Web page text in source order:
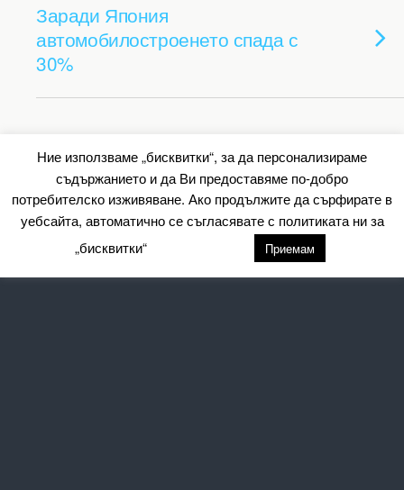
Заради Япония
автомобилостроенето спада с
30%
Back to top
Mobile Desktop
All content Copyright Барометър.нет
Ние използваме „бисквитки“, за да персонализираме
съдържанието и да Ви предоставяме по-добро
потребителско изживяване. Ако продължите да сърфирате в
уебсайта, автоматично се съгласявате с политиката ни за
„бисквитки“
Приемам